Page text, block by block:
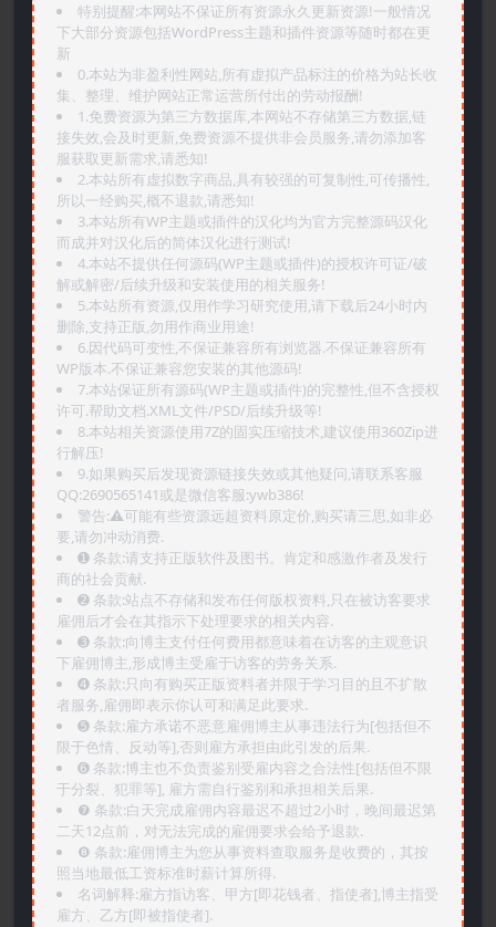
特别提醒:本网站不保证所有资源永久更新资源!一般情况
下大部分资源包括WordPress主题和插件资源等随时都在更
新
0.本站为非盈利性网站,所有虚拟产品标注的价格为站长收
集、整理、维护网站正常运营所付出的劳动报酬!
1.免费资源为第三方数据库,本网站不存储第三方数据,链
接失效,会及时更新,免费资源不提供非会员服务,请勿添加客
服获取更新需求,请悉知!
2.本站所有虚拟数字商品,具有较强的可复制性,可传播性,
所以一经购买,概不退款,请悉知!
3.本站所有WP主题或插件的汉化均为官方完整源码汉化
而成并对汉化后的简体汉化进行测试!
4.本站不提供任何源码(WP主题或插件)的授权许可证/破
解或解密/后续升级和安装使用的相关服务!
5.本站所有资源,仅用作学习研究使用,请下载后24小时内
删除,支持正版,勿用作商业用途!
6.因代码可变性,不保证兼容所有浏览器.不保证兼容所有
WP版本.不保证兼容您安装的其他源码!
7.本站保证所有源码(WP主题或插件)的完整性,但不含授权
许可.帮助文档.XML文件/PSD/后续升级等!
8.本站相关资源使用7Z的固实压缩技术,建议使用360Zip进
行解压!
9.如果购买后发现资源链接失效或其他疑问,请联系客服
QQ:2690565141或是微信客服:ywb386!
警告:⚠️可能有些资源远超资料原定价,购买请三思,如非必
要,请勿冲动消费.
➊️ 条款:请支持正版软件及图书。肯定和感激作者及发行
商的社会贡献.
➋️ 条款:站点不存储和发布任何版权资料,只在被访客要求
雇佣后才会在其指示下处理要求的相关内容.
➌️ 条款:向博主支付任何费用都意味着在访客的主观意识
下雇佣博主,形成博主受雇于访客的劳务关系.
➍️ 条款:只向有购买正版资料者并限于学习目的且不扩散
者服务,雇佣即表示你认可和满足此要求.
➎ 条款:雇方承诺不恶意雇佣博主从事违法行为[包括但不
限于色情、反动等],否则雇方承担由此引发的后果.
➏️ 条款:博主也不负责鉴别受雇内容之合法性[包括但不限
于分裂、犯罪等], 雇方需自行鉴别和承担相关后果.
❼ 条款:白天完成雇佣内容最迟不超过2小时，晚间最迟第
二天12点前，对无法完成的雇佣要求会给予退款.
❽ 条款:雇佣博主为您从事资料查取服务是收费的，其按
照当地最低工资标准时薪计算所得.
名词解释:雇方指访客、甲方[即花钱者、指使者],博主指受
雇方、乙方[即被指使者].